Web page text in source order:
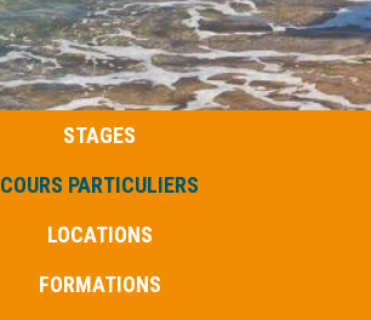
STAGES
COURS PARTICULIERS
LOCATIONS
FORMATIONS